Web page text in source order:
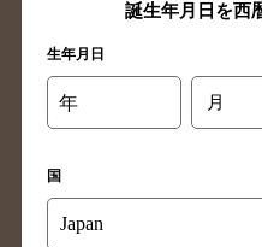
香川県のバー検索
高知県のバー検索
長崎県のバー検索
大分県のバー検索
誕生年月日を西
生年月日
年 月
国